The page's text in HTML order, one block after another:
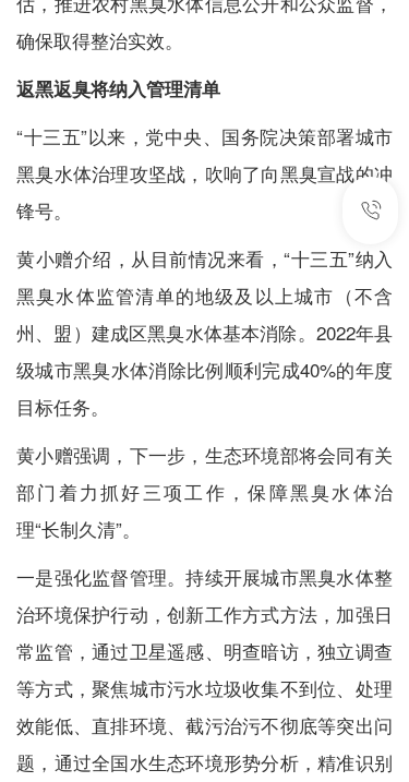
确保取得整治实效。
返黑返臭将纳入管理清单
“十三五”以来，党中央、国务院决策部署城市
黑臭水体治理攻坚战，吹响了向黑臭宣战的冲
锋号。
黄小赠介绍，从目前情况来看，“十三五”纳入
黑臭水体监管清单的地级及以上城市（不含
州、盟）建成区黑臭水体基本消除。2022年县
级城市黑臭水体消除比例顺利完成40%的年度
目标任务。
黄小赠强调，下一步，生态环境部将会同有关
部门着力抓好三项工作，保障黑臭水体治
理“长制久清”。
一是强化监督管理。持续开展城市黑臭水体整
治环境保护行动，创新工作方式方法，加强日
常监管，通过卫星遥感、明查暗访，独立调查
等方式，聚焦城市污水垃圾收集不到位、处理
效能低、直排环境、截污治污不彻底等突出问
题，通过全国水生态环境形势分析，精准识别